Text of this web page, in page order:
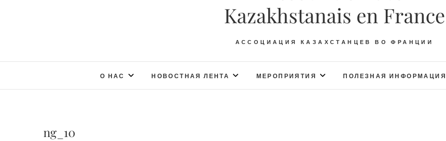
Kazakhstanais en France
АССОЦИАЦИЯ КАЗАХСТАНЦЕВ ВО ФРАНЦИИ
О НАС НОВОСТНАЯ ЛЕНТА МЕРОПРИЯТИЯ ПОЛЕЗНАЯ ИНФОРМАЦИЯ
ng_10